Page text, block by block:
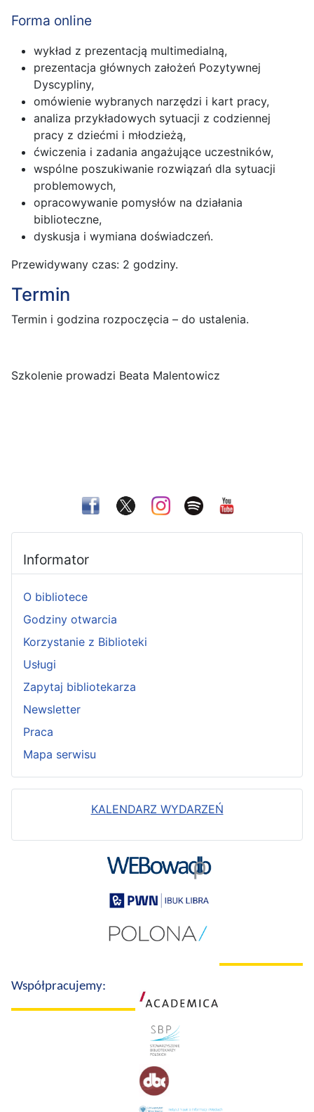
Informator
O bibliotece
Godziny otwarcia
Korzystanie z Biblioteki
Usługi
Zapytaj bibliotekarza
Newsletter
Praca
Mapa serwisu
KALENDARZ WYDARZEŃ
Forma online
wykład z prezentacją multimedialną,
prezentacja głównych założeń Pozytywnej
Dyscypliny,
omówienie wybranych narzędzi i kart pracy,
analiza przykładowych sytuacji z codziennej
pracy z dziećmi i młodzieżą,
ćwiczenia i zadania angażujące uczestników,
wspólne poszukiwanie rozwiązań dla sytuacji
problemowych,
opracowywanie pomysłów na działania
biblioteczne,
dyskusja i wymiana doświadczeń.
Przewidywany czas: 2 godziny.
Termin
Termin i godzina rozpoczęcia – do ustalenia.
Szkolenie prowadzi Beata Malentowicz
Współpracujemy: